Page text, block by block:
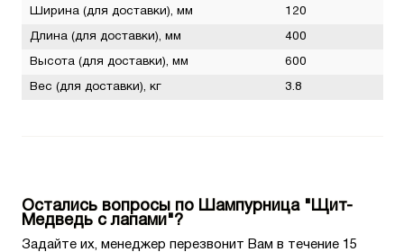
Ширина (для доставки), мм 120
Длина (для доставки), мм 400
Высота (для доставки), мм 600
Вес (для доставки), кг 3.8
Остались вопросы по Шампурница "Щит-
Медведь с лапами"?
Задайте их, менеджер перезвонит Вам в течение 15